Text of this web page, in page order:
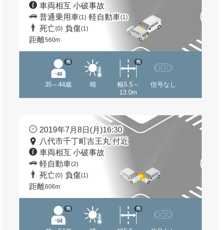
車両相互 小破事故
普通乗用車(1) 軽自動車(1)
死亡(0) 負傷(1)
距離560m
35～44歳
他
晴
幅5.5～
13.0m
他
信号なし
2019年7月8日(月)16:30
八代市千丁町吉王丸 付近
車両相互 小破事故
軽自動車(2)
死亡(0) 負傷(1)
距離606m
他 他